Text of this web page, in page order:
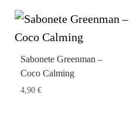
Sabonete Greenman –
Coco Calming
4,90 €